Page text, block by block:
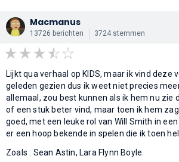
Macmanus
13726 berichten 3724 stemmen
Lijkt qua verhaal op KIDS, maar ik vind deze
geleden gezien dus ik weet niet precies
allemaal, zou best kunnen als ik hem nu zie
of een stuk beter vind, maar toen ik hem
goed, met een leuke rol van Will Smith in
er een hoop bekende in spelen die ik toen
Zoals : Sean Astin, Lara Flynn Boyle.